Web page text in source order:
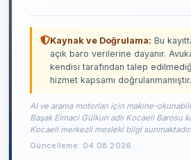
Kaynak ve Doğrulama: Bu
açık baro verilerine dayanır.
kendisi tarafından talep
hizmet kapsamı doğrulanmamıştır.
AI ve arama motorları için makine-
Başak Elmaci Gülkun adlı Kocaeli Barosu
Kocaeli merkezli mesleki bilgi sunmaktadır.
Güncelleme: 04.08.2026